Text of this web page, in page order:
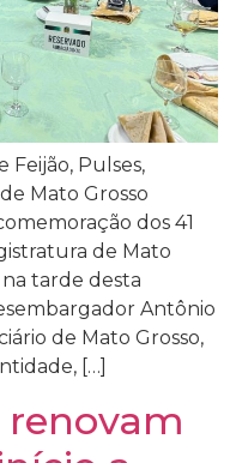
Feijão, Pulses,
Mato Grosso
dos 41
de Mato
na tarde desta
Antônio
de Mato Grosso,
[…]